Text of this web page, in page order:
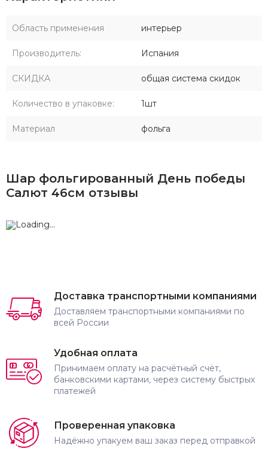
Область применения интерьер
Производитель: Испания
СКИДКА общая система скидок
Количество в упаковке: 1шт
Материал фольга
Шар фольгированный День победы
Салют 46см отзывы
Доставка транспортными компаниями
Доставляем транспортными компаниями по
всей России
Удобная оплата
Принимаем оплату на расчётный счёт,
банковскими картами, через систему быстрых
платежей
Проверенная упаковка
Надёжно упакуем ваш заказ перед отправкой